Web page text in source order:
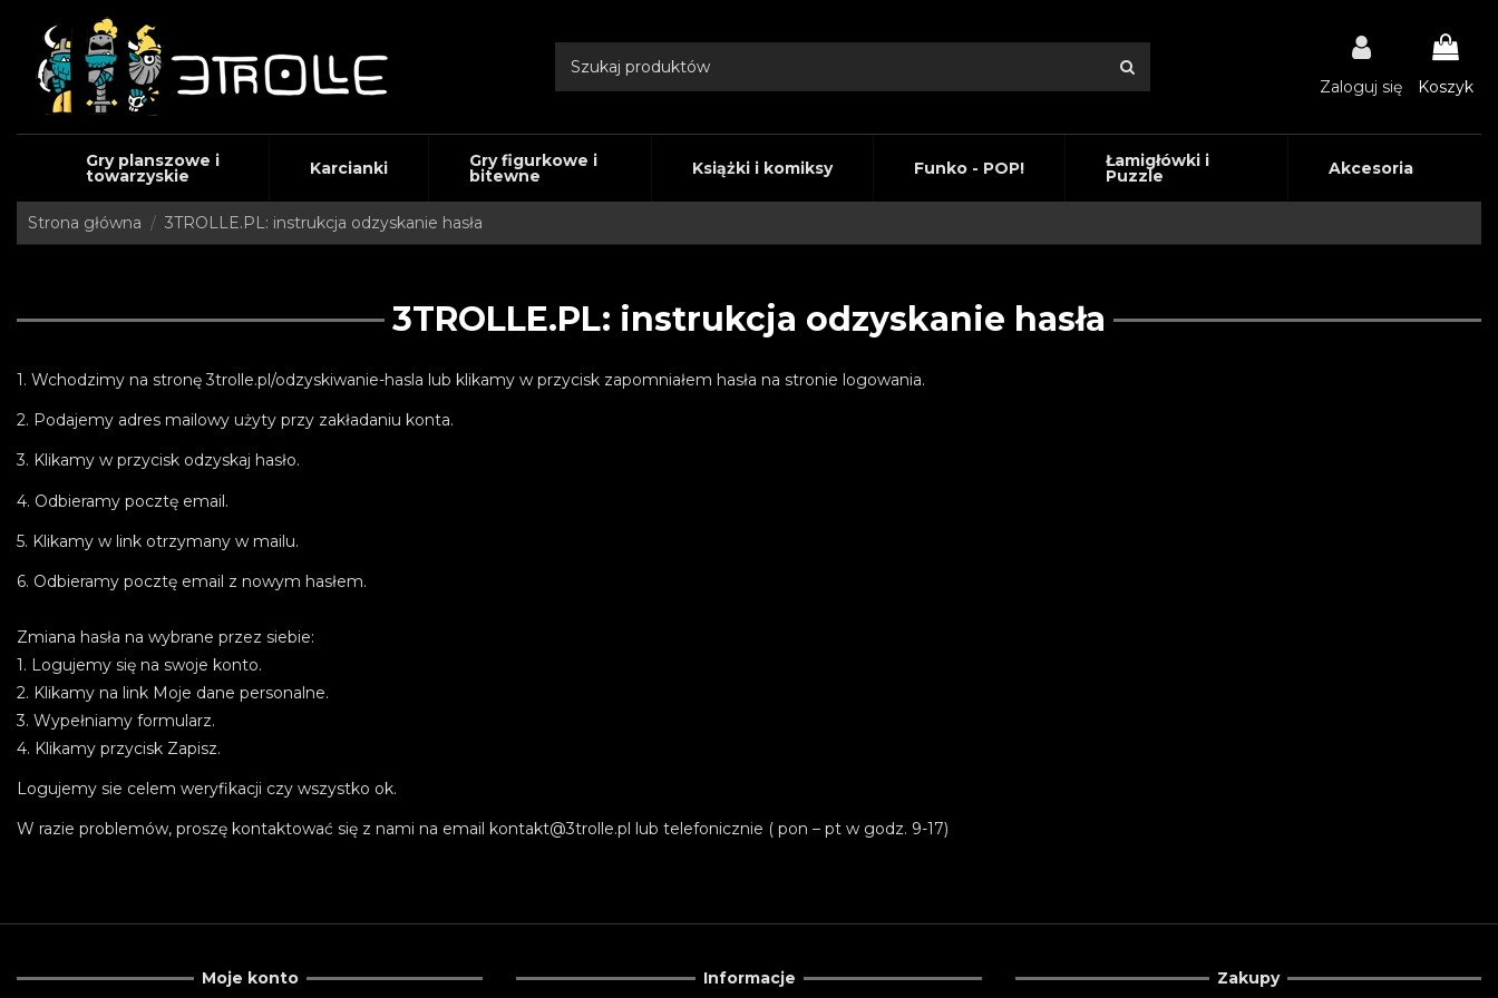
Zaloguj się Koszyk
Gry planszowe i
towarzyskie Karcianki Gry figurkowe i
bitewne Książki i komiksy Funko - POP! Łamigłówki i
Puzzle Akcesoria
Strona główna 3TROLLE.PL: instrukcja odzyskanie hasła
3TROLLE.PL: instrukcja odzyskanie hasła
1. Wchodzimy na stronę3trolle.pl/odzyskiwanie-hasla lub klikamy w przycisk zapomniałem hasła na stronie logowania.
2. Podajemy adres mailowy użyty przy zakładaniu konta.
3. Klikamy w przycisk odzyskaj hasło.
4. Odbieramy pocztę email.
5. Klikamy w link otrzymany w mailu.
6. Odbieramy pocztę email z nowym hasłem.
Zmiana hasła na wybrane przez siebie:
1. Logujemy się na swoje konto.
2. Klikamy na link Moje dane personalne.
3. Wypełniamy formularz.
4. Klikamy przycisk Zapisz.
Logujemy sie celem weryfikacji czy wszystko ok.
W razie problemów, proszę kontaktować się z nami na email kontakt@3trolle.pl lub telefonicznie ( pon – pt w godz. 9-17)
Moje konto Informacje Zakupy